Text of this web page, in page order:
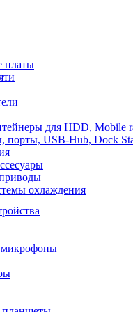
платы
для HDD, Mobile
порты, USB-Hub, Dock
охлаждения